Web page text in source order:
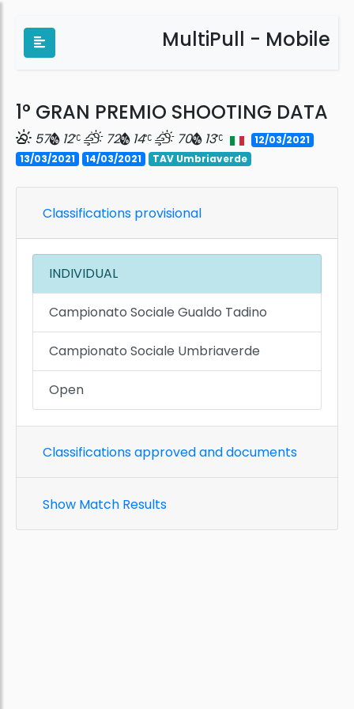
MultiPull - Mobile
1° GRAN PREMIO SHOOTING DATA
57 12 72 14 70 13
12/03/2021
13/03/2021
14/03/2021 TAV Umbriaverde
Classifications provisional
INDIVIDUAL
Campionato Sociale Gualdo Tadino
Campionato Sociale Umbriaverde
Open
Classifications approved and documents
Show Match Results